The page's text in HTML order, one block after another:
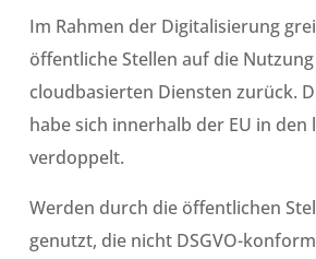
Im Rahmen der Digitalisierung
öffentliche Stellen auf die
cloudbasierten Diensten zurück.
habe sich innerhalb der EU in den
verdoppelt.
Werden durch die öffentlichen
genutzt, die nicht DSGVO-